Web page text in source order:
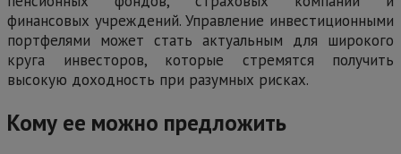
финансовых учреждений. Управление инвестиционными
портфелями может стать актуальным для широкого
круга инвесторов, которые стремятся получить
высокую доходность при разумных рисках.
Кому ее можно предложить